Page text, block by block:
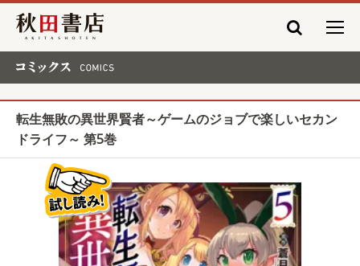
秋田書店
転生無敗の異世界賢者～ゲームのジョブで楽しいセカン
ドライフ～ 第5巻